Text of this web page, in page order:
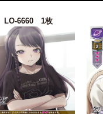
LO-6660 1枚